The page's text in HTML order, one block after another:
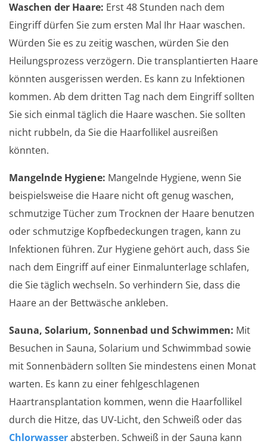
Waschen der Haare: Erst 48 Stunden nach dem
Eingriff dürfen Sie zum ersten Mal Ihr Haar waschen.
Würden Sie es zu zeitig waschen, würden Sie den
Heilungsprozess verzögern. Die transplantierten Haare
könnten ausgerissen werden. Es kann zu Infektionen
kommen. Ab dem dritten Tag nach dem Eingriff sollten
Sie sich einmal täglich die Haare waschen. Sie sollten
nicht rubbeln, da Sie die Haarfollikel ausreißen
könnten.
Mangelnde Hygiene: Mangelnde Hygiene, wenn Sie
beispielsweise die Haare nicht oft genug waschen,
schmutzige Tücher zum Trocknen der Haare benutzen
oder schmutzige Kopfbedeckungen tragen, kann zu
Infektionen führen. Zur Hygiene gehört auch, dass Sie
nach dem Eingriff auf einer Einmalunterlage schlafen,
die Sie täglich wechseln. So verhindern Sie, dass die
Haare an der Bettwäsche ankleben.
Sauna, Solarium, Sonnenbad und Schwimmen: Mit
Besuchen in Sauna, Solarium und Schwimmbad sowie
mit Sonnenbädern sollten Sie mindestens einen Monat
warten. Es kann zu einer fehlgeschlagenen
Haartransplantation kommen, wenn die Haarfollikel
durch die Hitze, das UV-Licht, den Schweiß oder das
Chlorwasserabsterben. Schweiß in der Sauna kann